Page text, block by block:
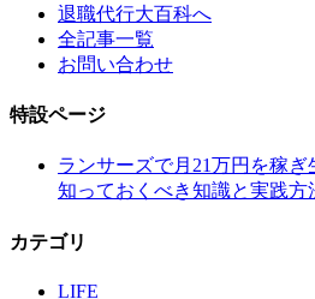
退職代行大百科へ
全記事一覧
お問い合わせ
特設ページ
ランサーズで月21万円を稼
知っておくべき知識と実践方
カテゴリ
LIFE